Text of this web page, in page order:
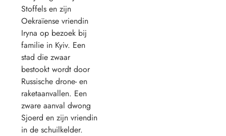
Stoffels en zijn
Oekraïense vriendin
Iryna op bezoek bij
familie in Kyiv. Een
stad die zwaar
bestookt wordt door
Russische drone- en
raketaanvallen. Een
zware aanval dwong
Sjoerd en zijn vriendin
in de schuilkelder.